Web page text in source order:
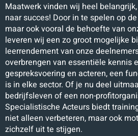
Maatwerk vinden wij heel belangrijk,
naar succes! Door in te spelen op
maar ook vooral de behoefte van
leveren wij een zo groot mogelijke
leerrendement van onze
overbrengen van essentiële kennis
gespreksvoering en acteren, een
is in elke sector. Of je nu deel
bedrijfsleven of een non-
Specialistische Acteurs biedt
niet alleen verbeteren, maar ook
zichzelf uit te stijgen.